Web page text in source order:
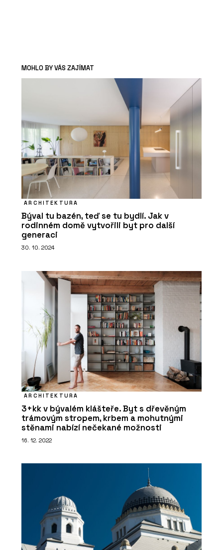
MOHLO BY VÁS ZAJÍMAT
ARCHITEKTURA
Býval tu bazén, teď se tu bydlí. Jak v
rodinném domě vytvořili byt pro další
generaci
30. 10. 2024
ARCHITEKTURA
3+kk v bývalém klášteře. Byt s dřevěným
trámovým stropem, krbem a mohutnými
stěnami nabízí nečekané možnosti
16. 12. 2022